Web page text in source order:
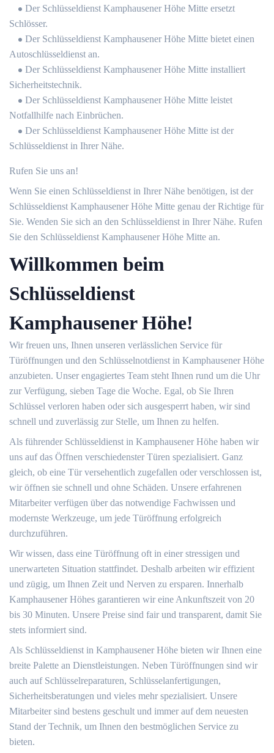
Der Schlüsseldienst Kamphausener Höhe Mitte ersetzt
Schlösser.
Der Schlüsseldienst Kamphausener Höhe Mitte bietet einen
Autoschlüsseldienst an.
Der Schlüsseldienst Kamphausener Höhe Mitte installiert
Sicherheitstechnik.
Der Schlüsseldienst Kamphausener Höhe Mitte leistet
Notfallhilfe nach Einbrüchen.
Der Schlüsseldienst Kamphausener Höhe Mitte ist der
Schlüsseldienst in Ihrer Nähe.
Rufen Sie uns an!
Wenn Sie einen Schlüsseldienst in Ihrer Nähe benötigen, ist der
Schlüsseldienst Kamphausener Höhe Mitte genau der Richtige für
Sie. Wenden Sie sich an den Schlüsseldienst in Ihrer Nähe. Rufen
Sie den Schlüsseldienst Kamphausener Höhe Mitte an.
Willkommen beim
Schlüsseldienst
Kamphausener Höhe!
Wir freuen uns, Ihnen unseren verlässlichen Service für
Türöffnungen und den Schlüsselnotdienst in Kamphausener Höhe
anzubieten. Unser engagiertes Team steht Ihnen rund um die Uhr
zur Verfügung, sieben Tage die Woche. Egal, ob Sie Ihren
Schlüssel verloren haben oder sich ausgesperrt haben, wir sind
schnell und zuverlässig zur Stelle, um Ihnen zu helfen.
Als führender Schlüsseldienst in Kamphausener Höhe haben wir
uns auf das Öffnen verschiedenster Türen spezialisiert. Ganz
gleich, ob eine Tür versehentlich zugefallen oder verschlossen ist,
wir öffnen sie schnell und ohne Schäden. Unsere erfahrenen
Mitarbeiter verfügen über das notwendige Fachwissen und
modernste Werkzeuge, um jede Türöffnung erfolgreich
durchzuführen.
Wir wissen, dass eine Türöffnung oft in einer stressigen und
unerwarteten Situation stattfindet. Deshalb arbeiten wir effizient
und zügig, um Ihnen Zeit und Nerven zu ersparen. Innerhalb
Kamphausener Höhes garantieren wir eine Ankunftszeit von 20
bis 30 Minuten. Unsere Preise sind fair und transparent, damit Sie
stets informiert sind.
Als Schlüsseldienst in Kamphausener Höhe bieten wir Ihnen eine
breite Palette an Dienstleistungen. Neben Türöffnungen sind wir
auch auf Schlüsselreparaturen, Schlüsselanfertigungen,
Sicherheitsberatungen und vieles mehr spezialisiert. Unsere
Mitarbeiter sind bestens geschult und immer auf dem neuesten
Stand der Technik, um Ihnen den bestmöglichen Service zu
bieten.